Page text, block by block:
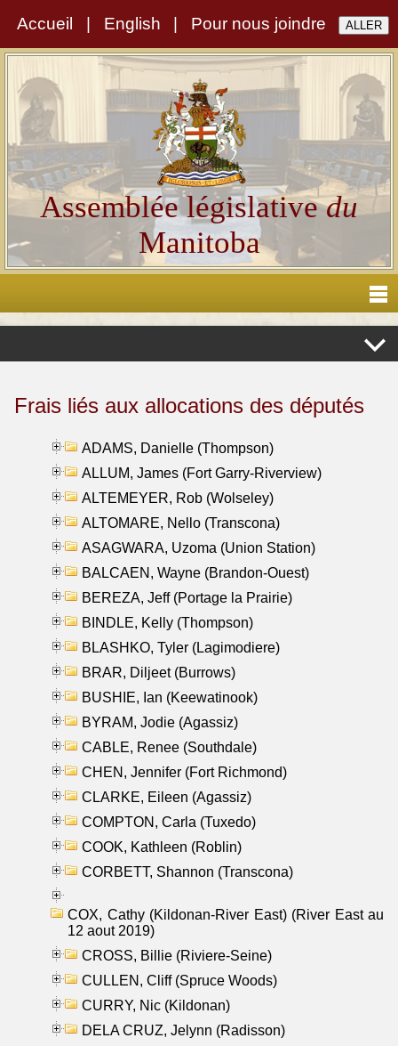
Accueil English Pour nous joindre
Assemblée législativedu
Manitoba
Frais liés aux allocations des députés
ADAMS, Danielle (Thompson)
ALLUM, James (Fort Garry-Riverview)
ALTEMEYER, Rob (Wolseley)
ALTOMARE, Nello (Transcona)
ASAGWARA, Uzoma (Union Station)
BALCAEN, Wayne (Brandon-Ouest)
BEREZA, Jeff (Portage la Prairie)
BINDLE, Kelly (Thompson)
BLASHKO, Tyler (Lagimodiere)
BRAR, Diljeet (Burrows)
BUSHIE, Ian (Keewatinook)
BYRAM, Jodie (Agassiz)
CABLE, Renee (Southdale)
CHEN, Jennifer (Fort Richmond)
CLARKE, Eileen (Agassiz)
COMPTON, Carla (Tuxedo)
COOK, Kathleen (Roblin)
CORBETT, Shannon (Transcona)
COX, Cathy (Kildonan-River East) (River East au
12 aout 2019)
CROSS, Billie (Riviere-Seine)
CULLEN, Cliff (Spruce Woods)
CURRY, Nic (Kildonan)
DELA CRUZ, Jelynn (Radisson)